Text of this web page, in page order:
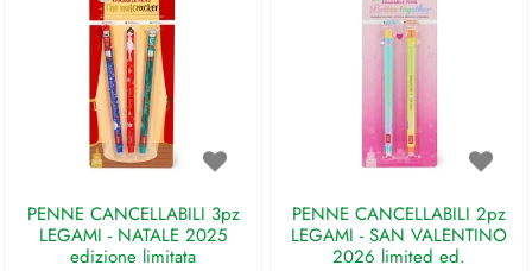
PENNE CANCELLABILI 3pz
LEGAMI - NATALE 2025
edizione limitata
PENNE CANCELLABILI 2pz
LEGAMI - SAN VALENTINO
2026 limited ed.